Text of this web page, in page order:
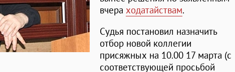
вчера ходатайствам.
Судья постановил назначить
отбор новой коллегии
присяжных на 10.00 17 марта (с
соответствующей просьбой